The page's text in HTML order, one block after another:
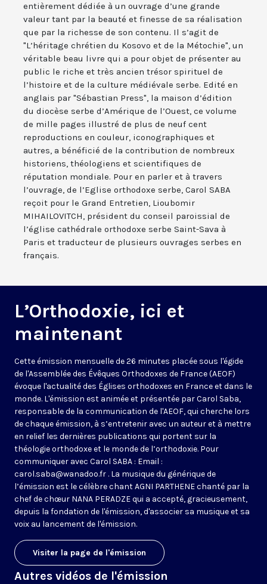
entièrement dédiée à un ouvrage d’une grande
valeur tant par la beauté et finesse de sa réalisation
que par la richesse de son contenu. Il s’agit de
"L’héritage chrétien du Kosovo et de la Métochie", un
véritable beau livre qui a pour objet de présenter au
public le riche et très ancien trésor spirituel de
l’histoire et de la culture médiévale serbe. Edité en
anglais par "Sébastian Press", la maison d’édition
du diocèse serbe d’Amérique de l’Ouest, ce volume
de mille pages illustré de plus de neuf cent
reproductions en couleur, iconographiques et
autres, a bénéficié de la contribution de nombreux
historiens, théologiens et scientifiques de
réputation mondiale. Pour en parler et à travers
l’ouvrage, de l’Eglise orthodoxe serbe, Carol SABA
reçoit pour le Grand Entretien, Lioubomir
MIHAILOVITCH, président du conseil paroissial de
l’église cathédrale orthodoxe serbe Saint-Sava à
Paris et traducteur de plusieurs ouvrages serbes en
français.
L’Orthodoxie, ici et
maintenant
Cette émission mensuelle de 26 minutes placée sous l'égide
de l'Assemblée des Évêques Orthodoxes de France (AEOF)
évoque l'actualité des Églises orthodoxes en France et dans le
monde. L'émission est animée et présentée par Carol Saba,
responsable de la communication de l'AEOF, qui cherche lors
de chaque émission, à s’entretenir avec un auteur et à mettre
en relief les dernières publications qui portent sur la
théologie orthodoxe et le monde de l’orthodoxie. Pour
communiquer avec Carol SABA : Email :
carol.saba@wanadoo.fr . La musique du générique de
l’émission est le célèbre chant AGNI PARTHENE chanté par la
chef de chœur NANA PERADZE qui a accepté, gracieusement,
depuis la fondation de l'émission, d'associer sa musique et sa
voix au lancement de l'émission.
Visiter la page de l'émission
Autres vidéos de l'émission